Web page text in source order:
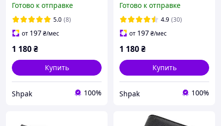
Шлях
Готово к отправке
5.0 (8)
от 197₴/мес
1 180₴
Купить
Shpak 100%
Украины
Готово к отправке
4.9 (30)
от 197₴/мес
1 180₴
Купить
Shpak 100%